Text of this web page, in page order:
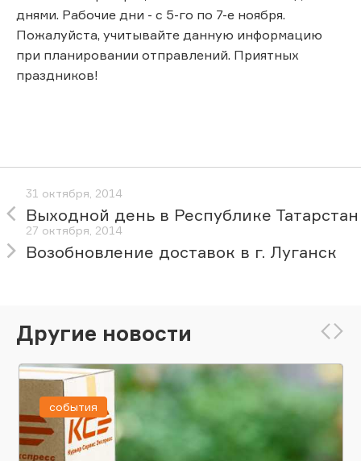
днями. Рабочие дни - с 5-го по 7-е ноября.
Пожалуйста, учитывайте данную информацию
при планировании отправлений. Приятных
праздников!
31 октября, 2014
Выходной день в Республике Татарстан
27 октября, 2014
Возобновление доставок в г. Луганск
Другие новости
события